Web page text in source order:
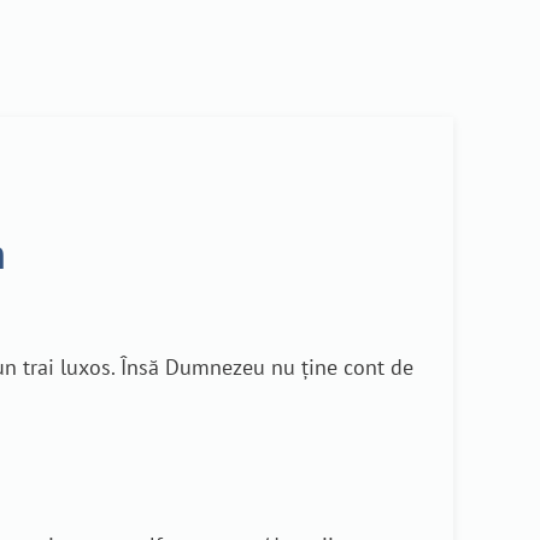
trai luxos. Însă Dumnezeu nu ține cont de